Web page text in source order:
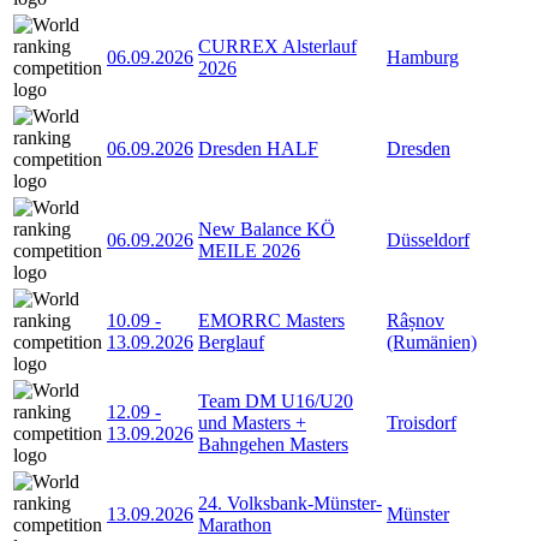
06.09.2026
CURREX Alsterlauf
2026
Hamburg
06.09.2026 Dresden HALF Dresden
06.09.2026
New Balance KÖ
MEILE 2026
Düsseldorf
10.09 -
13.09.2026
EMORRC Masters
Berglauf
Râșnov
(Rumänien)
12.09 -
13.09.2026
Team DM U16/U20
und Masters +
Bahngehen Masters
Troisdorf
13.09.2026
24. Volksbank-Münster-
Marathon
Münster